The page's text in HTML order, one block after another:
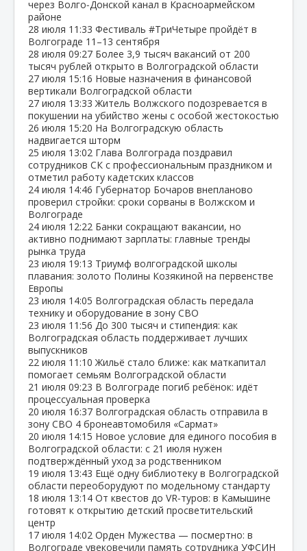
через Волго‑Донской канал в Красноармейском
районе
28 июля 11:33 Фестиваль #ТриЧетыре пройдёт в
Волгограде 11–13 сентября
28 июля 09:27 Более 3,9 тысяч вакансий от 200
тысяч рублей открыто в Волгоградской области
27 июля 15:16 Новые назначения в финансовой
вертикали Волгоградской области
27 июля 13:33 Житель Волжского подозревается в
покушении на убийство жены с особой жестокостью
26 июля 15:20 На Волгоградскую область
надвигается шторм
25 июля 13:02 Глава Волгограда поздравил
сотрудников СК с профессиональным праздником и
отметил работу кадетских классов
24 июля 14:46 Губернатор Бочаров внепланово
проверил стройки: сроки сорваны в Волжском и
Волгограде
24 июля 12:22 Банки сокращают вакансии, но
активно поднимают зарплаты: главные тренды
рынка труда
23 июля 19:13 Триумф волгоградской школы
плавания: золото Полины Козякиной на первенстве
Европы
23 июля 14:05 Волгоградская область передала
технику и оборудование в зону СВО
23 июля 11:56 До 300 тысяч и стипендия: как
Волгоградская область поддерживает лучших
выпускников
22 июля 11:10 Жильё стало ближе: как маткапитал
помогает семьям Волгоградской области
21 июля 09:23 В Волгограде погиб ребёнок: идёт
процессуальная проверка
20 июля 16:37 Волгоградская область отправила в
зону СВО 4 бронеавтомобиля «Сармат»
20 июля 14:15 Новое условие для единого пособия в
Волгоградской области: с 21 июля нужен
подтверждённый уход за родственником
19 июля 13:43 Ещё одну библиотеку в Волгоградской
области переоборудуют по модельному стандарту
18 июля 13:14 От квестов до VR‑туров: в Камышине
готовят к открытию детский просветительский
центр
17 июля 14:02 Орден Мужества — посмертно: в
Волгограде увековечили память сотрудника УФСИН